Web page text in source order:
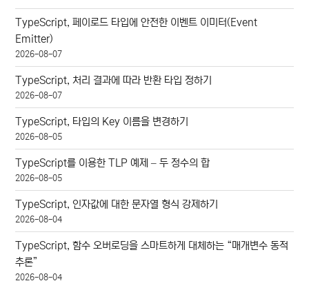
TypeScript, 페이로드 타입에 안전한 이벤트 이미터(Event
Emitter)
2026-08-07
TypeScript, 처리 결과에 따라 반환 타입 정하기
2026-08-07
TypeScript, 타입의 Key 이름을 변경하기
2026-08-05
TypeScript를 이용한 TLP 예제 – 두 정수의 합
2026-08-05
TypeScript, 인자값에 대한 문자열 형식 강제하기
2026-08-04
TypeScript, 함수 오버로딩을 스마트하게 대체하는 “매개변수 동적
추론”
2026-08-04